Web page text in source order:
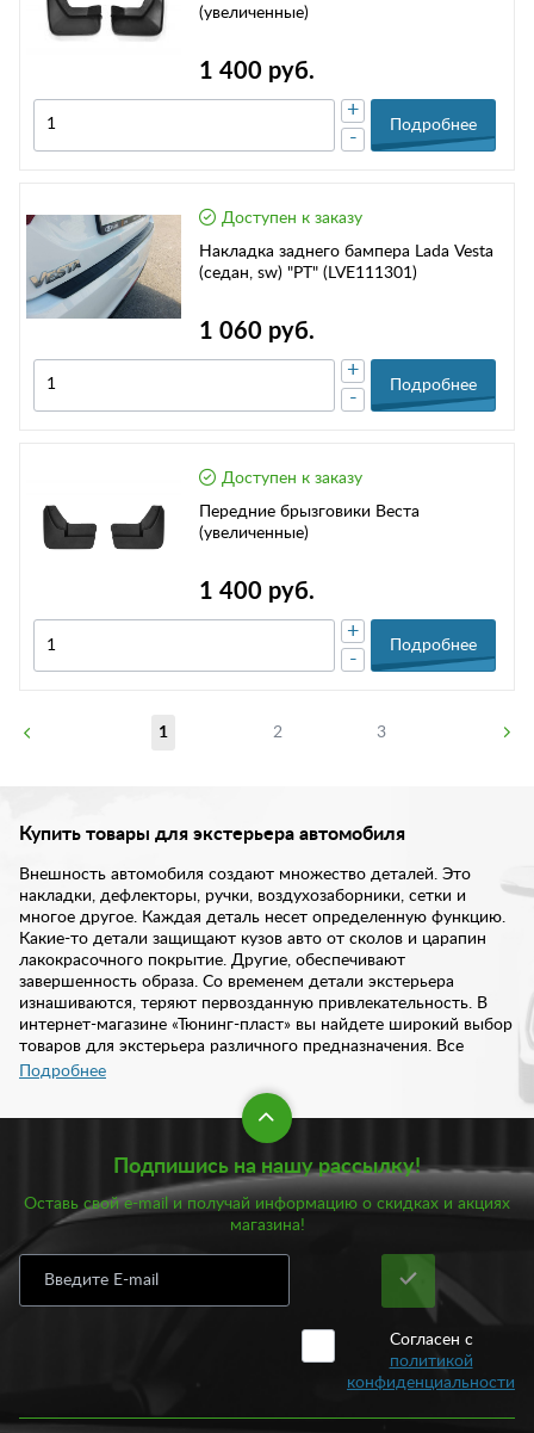
(увеличенные)
1 400 руб.
-
+
Подробнее
Доступен к заказу
Накладка заднего бампера Lada Vesta
(седан, sw) "PT" (LVE111301)
1 060 руб.
-
+
Подробнее
Доступен к заказу
Передние брызговики Веста
(увеличенные)
1 400 руб.
-
+
Подробнее
1 2 3
Купить товары для экстерьера автомобиля
Внешность автомобиля создают множество деталей. Это
накладки, дефлекторы, ручки, воздухозаборники, сетки и
многое другое. Каждая деталь несет определенную функцию.
Какие-то детали защищают кузов авто от сколов и царапин
лакокрасочного покрытие. Другие, обеспечивают
завершенность образа. Со временем детали экстерьера
изнашиваются, теряют первозданную привлекательность. В
интернет-магазине «Тюнинг-пласт» вы найдете широкий выбор
товаров для экстерьера различного предназначения. Все
изделия отличаются высоким качеством и надежностью.
В нашем интернет-магазине предложен богатый ассортименте
Брызговики;
Воздухозаборники;
Жабо;
Подкрылки;
Кроме того, у нас всегда есть в наличии шноркели, форточки,
Подробнее
Подпишись на нашу рассылку!
Оставь свой e-mail и получай информацию о скидках и акциях
магазина!
Согласен с
политикой
конфиденциальности